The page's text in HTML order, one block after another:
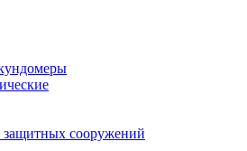
защитных сооружений